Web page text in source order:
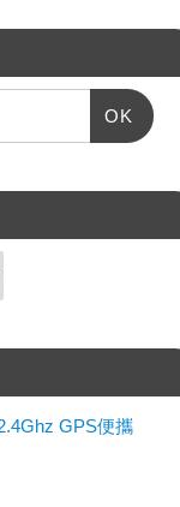
OK
GPS便攜